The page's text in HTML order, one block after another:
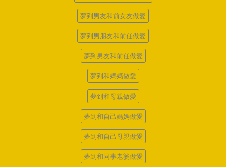
夢到男友和前女友做愛
夢到男朋友和前任做愛
夢到男友和前任做愛
夢到和媽媽做愛
夢到和母親做愛
夢到和自己媽媽做愛
夢到和自己母親做愛
夢到和同事老婆做愛